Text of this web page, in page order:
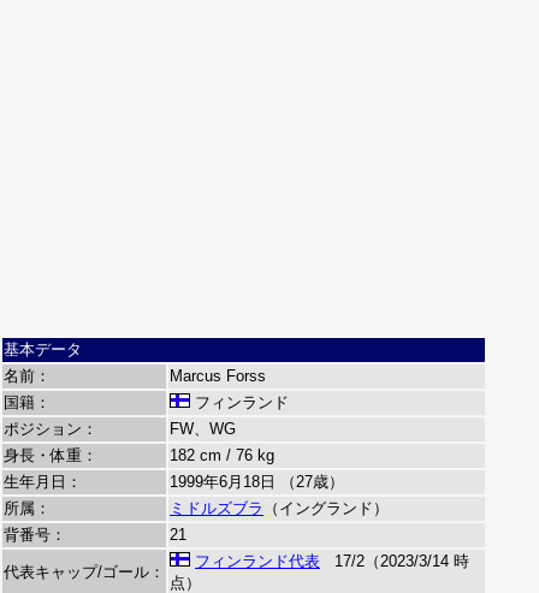
基本データ
名前：
Marcus Forss
国籍：
フィンランド
ポジション：
FW、WG
身長・体重：
182 cm / 76 kg
生年月日：
1999年6月18日 （27歳）
所属：
ミドルズブラ
（イングランド）
背番号：
21
代表キャップ/ゴール：
フィンランド代表 17/2（2023/3/14 時
点）